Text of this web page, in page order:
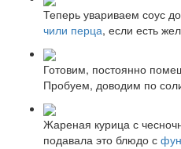
Теперь увариваем соус
чили перца, если есть
Готовим, постоянно
Пробуем, доводим по
Жареная курица с
подавала это блюдо с